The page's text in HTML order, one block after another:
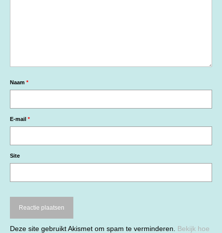
Naam *
E-mail *
Site
Deze site gebruikt Akismet om spam te verminderen. Bekijk hoe